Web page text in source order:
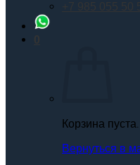
+7 985 055 50
Корзина пуста.
Вернуться в